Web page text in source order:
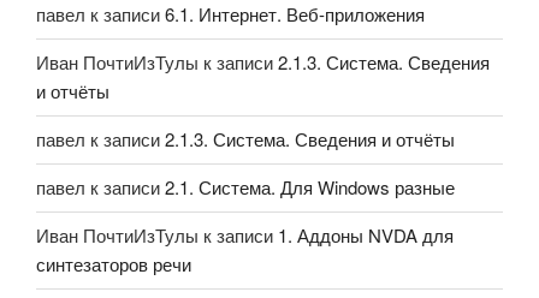
павел к записи6.1. Интернет. Веб-приложения
Иван ПочтиИзТулы к записи2.1.3. Система. Сведения
и отчёты
павел к записи2.1.3. Система. Сведения и отчёты
павел к записи2.1. Система. Для Windows разные
Иван ПочтиИзТулы к записи 1. Аддоны NVDA для
синтезаторов речи